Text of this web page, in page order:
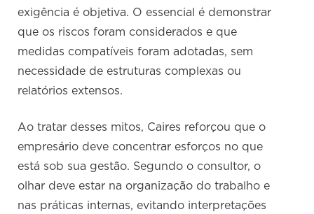
exigência é objetiva. O essencial é demonstrar
que os riscos foram considerados e que
medidas compatíveis foram adotadas, sem
necessidade de estruturas complexas ou
relatórios extensos.
Ao tratar desses mitos, Caires reforçou que o
empresário deve concentrar esforços no que
está sob sua gestão. Segundo o consultor, o
olhar deve estar na organização do trabalho e
nas práticas internas, evitando interpretações